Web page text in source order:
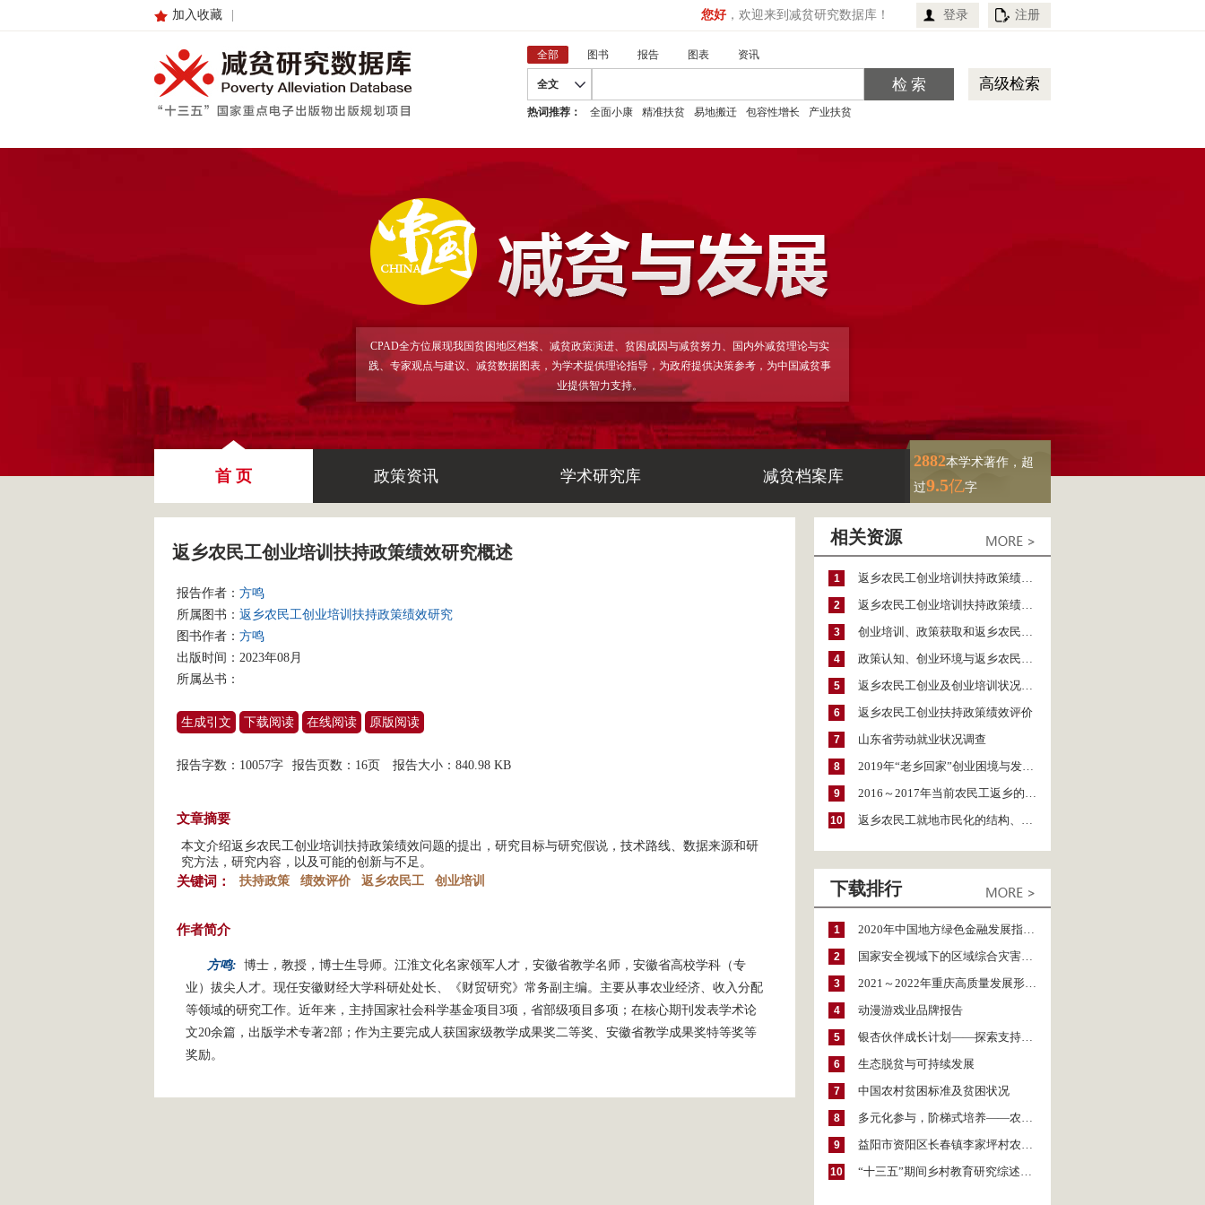
加入收藏 登录 注册
您好 ，欢迎来到减贫研究数据库！
全部 图书 报告 图表 资讯
全文 高级检索
热词推荐： 全面小康 精准扶贫 易地搬迁 包容性增长 产业扶贫
CPAD全方位展现我国贫困地区档案、减贫政策演进、贫困成因与减贫努力、国内外减贫理论与实
践、专家观点与建议、减贫数据图表，为学术提供理论指导，为政府提供决策参考，为中国减贫事
业提供智力支持。
首 页 政策资讯 学术研究库 减贫档案库
2882本学术著作，超
过9.5亿字
返乡农民工创业培训扶持政策绩效研究概述
报告作者： 方鸣
所属图书： 返乡农民工创业培训扶持政策绩效研究
图书作者： 方鸣
出版时间：2023年08月
所属丛书：
生成引文 下载阅读 在线阅读 原版阅读
报告字数：10057字 报告页数：16页 报告大小： 840.98 KB
文章摘要
本文介绍返乡农民工创业培训扶持政策绩效问题的提出，研究目标与研究假说，技术路线、数据来源和研
究方法，研究内容，以及可能的创新与不足。
关键词： 扶持政策 绩效评价 返乡农民工 创业培训
作者简介
方鸣: 博士，教授，博士生导师。江淮文化名家领军人才，安徽省教学名师，安徽省高校学科（专
业）拔尖人才。现任安徽财经大学科研处处长、《财贸研究》常务副主编。主要从事农业经济、收入分配
等领域的研究工作。近年来，主持国家社会科学基金项目3项，省部级项目多项；在核心期刊发表学术论
文20余篇，出版学术专著2部；作为主要完成人获国家级教学成果奖二等奖、安徽省教学成果奖特等奖等
奖励。
相关资源
1 返乡农民工创业培训扶持政策绩效研究的理论回顾与文献综述
2 返乡农民工创业培训扶持政策绩效研究的政策建议
3 创业培训、政策获取和返乡农民工创业绩效
4 政策认知、创业环境与返乡农民工创业培训绩效
5 返乡农民工创业及创业培训状况分析
6 返乡农民工创业扶持政策绩效评价
7 山东省劳动就业状况调查
8 2019年“老乡回家”创业困境与发展路径研究
9 2016～2017年当前农民工返乡的特点、问题与政策建议
10 返乡农民工就地市民化的结构、现状及其代际分化——基于湖南、安徽与贵州三省的实证调查
下载排行
1 2020年中国地方绿色金融发展指数报告
2 国家安全视域下的区域综合灾害风险防范与风险融资战略思考
3 2021～2022年重庆高质量发展形势分析与预测
4 动漫游戏业品牌报告
5 银杏伙伴成长计划——探索支持公益人才的路径
6 生态脱贫与可持续发展
7 中国农村贫困标准及贫困状况
8 多元化参与，阶梯式培养——农家女机构农村妇女参政项目介绍
9 益阳市资阳区长春镇李家坪村农民增收调研报告
10 “十三五”期间乡村教育研究综述（2015～2020）